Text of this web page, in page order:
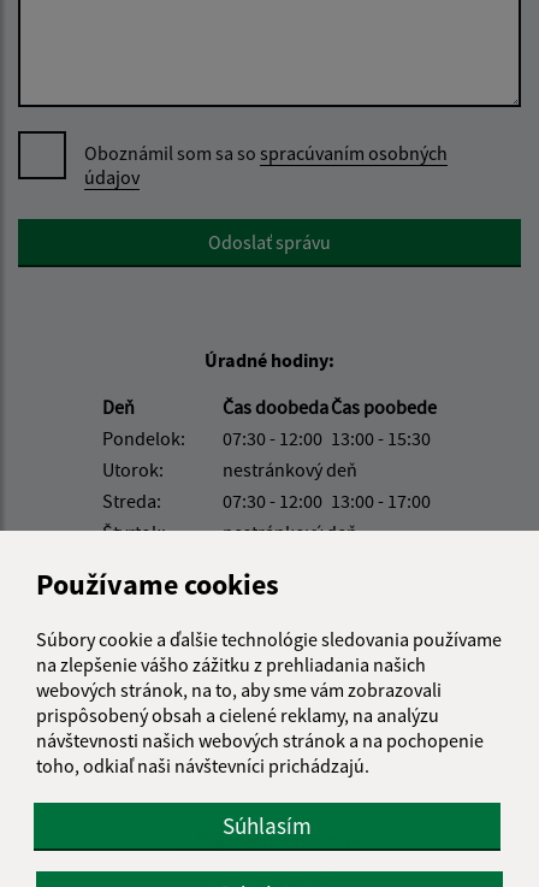
Používame cookies
Súbory cookie a ďalšie technológie sledovania používame
na zlepšenie vášho zážitku z prehliadania našich
webových stránok, na to, aby sme vám zobrazovali
prispôsobený obsah a cielené reklamy, na analýzu
návštevnosti našich webových stránok a na pochopenie
toho, odkiaľ naši návštevníci prichádzajú.
Súhlasím
Oboznámil som sa so spracúvaním osobných
údajov
Google reCaptcha ResponseOdoslať správu
Úradné hodiny:
Deň
Čas doobedaČas poobede
Pondelok:
07:30 - 12:00 13:00 - 15:30
Utorok:
nestránkový deň
Streda:
07:30 - 12:00 13:00 - 17:00
Štvrtok:
nestránkový deň
Kontakt:
Obecný úrad Paňovce
Paňovce 95
info@obecpanovce.sk
+421 554 649 325